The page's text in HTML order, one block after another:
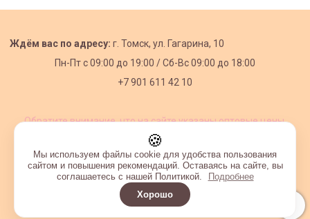
Ждём вас по адресу: г. Томск, ул. Гагарина, 10
Пн-Пт с09:00 до 19:00 /Сб-Вс 09:00 до 18:00
+7 901 611 42 10
Обратите внимание, что на сайте указаны оптовые цены,
Интернет-магазин создан на InSales
🍪
Мы используем файлы cookie для удобства пользования
сайтом и повышения рекомендаций. Оставаясь на сайте, вы
соглашаетесь с нашей Политикой.
Подробнее
Хорошо